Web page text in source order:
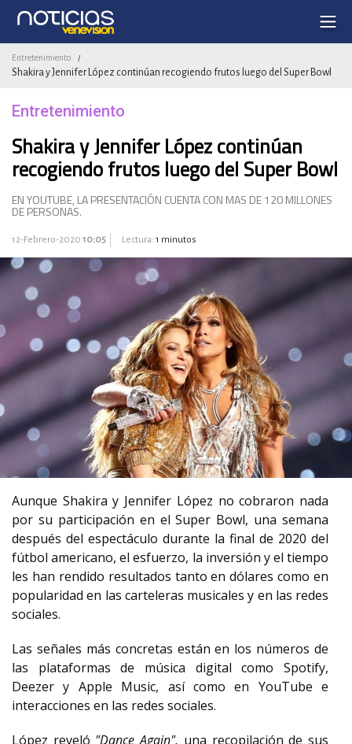
Entretenimiento /
Shakira y Jennifer López continúan recogiendo frutos luego del Super Bowl
Entretenimiento
Shakira y Jennifer López continúan
recogiendo frutos luego del Super Bowl
EN YOUTUBE, LA PRESENTACIÓN CUENTA CON MAS DE 120 MILLONES
DE PERSONAS.
12-Febrero-2020 10:05 Lectura: 1 minutos
Aunque Shakira y Jennifer López no cobraron nada
por su participación en el Super Bowl, una semana
después del espectáculo durante la final de 2020 del
fútbol americano, el esfuerzo, la inversión y el tiempo
les han rendido resultados tanto en dólares como en
popularidad en las carteleras musicales y en las redes
sociales.
Las señales más concretas están en los números de
las plataformas de música digital como Spotify,
Deezer y Apple Music, así como en YouTube e
interacciones en las redes sociales.
López reveló "Dance Again", una recopilación de sus